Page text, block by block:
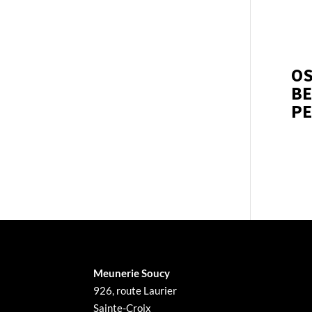
Meunerie Soucy
926, route Laurier
Sainte-Croix